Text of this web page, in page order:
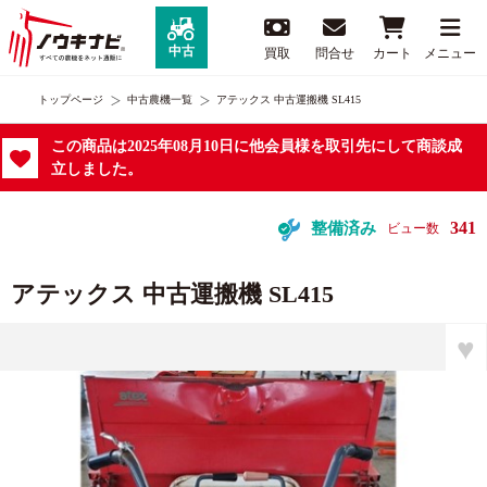
中古 買取 問合せ カート メニュー
トップページ 中古農機一覧 アテックス 中古運搬機 SL415
この商品は2025年08月10日に他会員様を取引先にして商談成
立しました。
整備済み ビュー数 341
アテックス 中古運搬機 SL415
♥